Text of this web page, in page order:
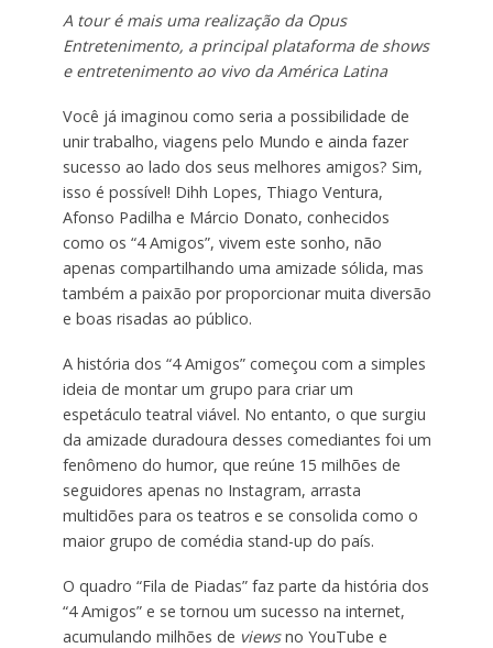
A tour é mais uma realização da Opus
Entretenimento, a principal plataforma de shows
e entretenimento ao vivo da América Latina
Você já imaginou como seria a possibilidade de
unir trabalho, viagens pelo Mundo e ainda fazer
sucesso ao lado dos seus melhores amigos? Sim,
isso é possível! Dihh Lopes, Thiago Ventura,
Afonso Padilha e Márcio Donato, conhecidos
como os “4 Amigos”, vivem este sonho, não
apenas compartilhando uma amizade sólida, mas
também a paixão por proporcionar muita diversão
e boas risadas ao público.
A história dos “4 Amigos” começou com a simples
ideia de montar um grupo para criar um
espetáculo teatral viável. No entanto, o que surgiu
da amizade duradoura desses comediantes foi um
fenômeno do humor, que reúne 15 milhões de
seguidores apenas no Instagram, arrasta
multidões para os teatros e se consolida como o
maior grupo de comédia stand-up do país.
O quadro “Fila de Piadas” faz parte da história dos
“4 Amigos” e se tornou um sucesso na internet,
acumulando milhões de viewsno YouTube e